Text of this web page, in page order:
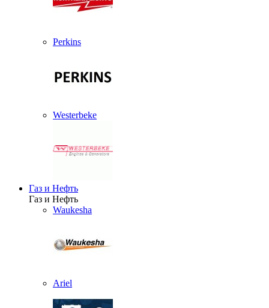
Perkins
Westerbeke
Газ и Нефть
Газ и Нефть
Waukesha
Ariel